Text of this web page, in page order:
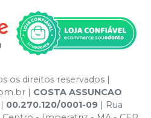
os direitos reservados |
| COSTA ASSUNCAO
| 00.270.120/0001-09 | Rua